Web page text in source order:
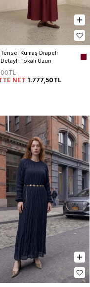
Kumaş Drapeli
Tokalı Uzun
NET 1.777,50TL